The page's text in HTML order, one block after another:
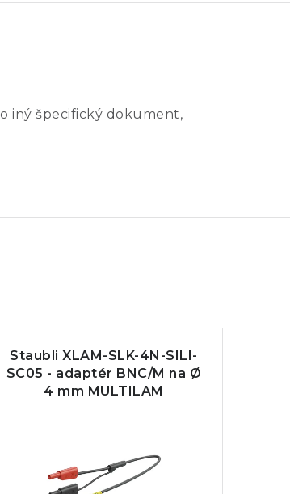
iný špecifický dokument,
Staubli XLAM-SLK-4N-SILI-
SC05 - adaptér BNC/M na Ø
4 mm MULTILAM